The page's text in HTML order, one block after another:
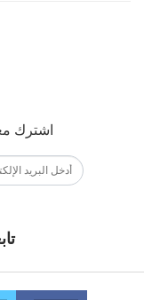
اشترك